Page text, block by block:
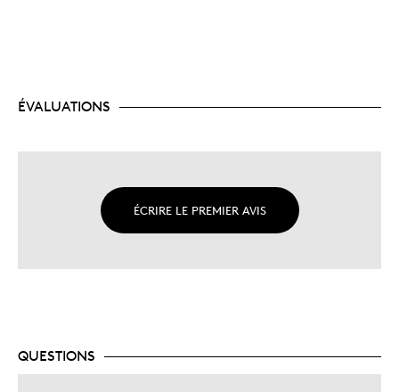
ÉVALUATIONS
ÉCRIRE LE PREMIER AVIS
QUESTIONS